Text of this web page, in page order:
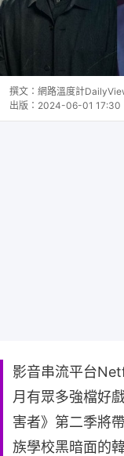
撰文： 網路溫度計
出版： 2024-06-01 17:30
影音串流平台
月有眾多強檔好
害者》第二季將
族學校黑暗面的